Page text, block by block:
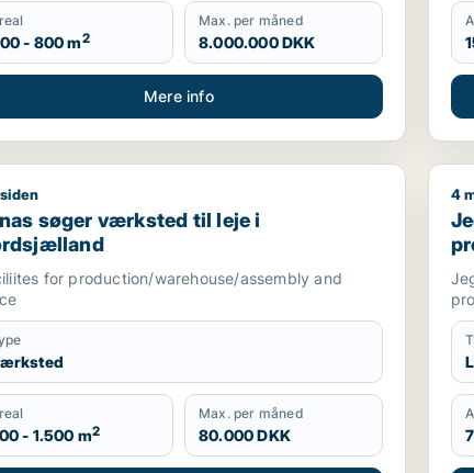
- 800 m2
Max. per måned
8.000.000 DKK
Mere info
til salg i Storkøbenhavn
søger værksted til leje i Nordsjælland
søger værksted til leje i
for production/warehouse/assembly and
- 1.500 m2
Max. per måned
80.000 DKK
4